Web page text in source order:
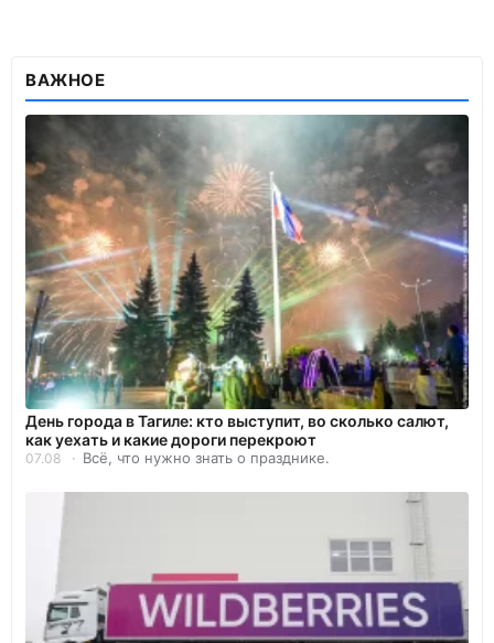
ВАЖНОЕ
День города в Тагиле: кто выступит, во сколько салют,
как уехать и какие дороги перекроют
07.08 Всё, что нужно знать о празднике.